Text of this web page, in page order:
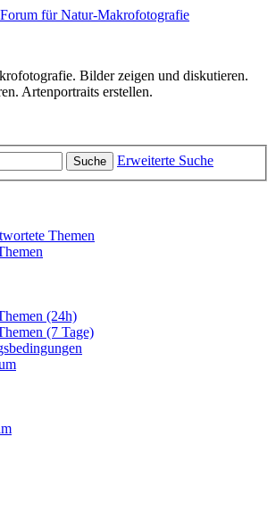
Bilder zeigen und diskutieren.
Artenportraits erstellen.
Suche Erweiterte Suche
Themen
(24h)
(7 Tage)